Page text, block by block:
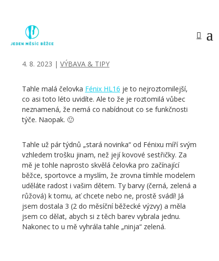
ČELOVKA FÉNIX HL16
4. 8. 2023 | VÝBAVA & TIPY
Tahle malá čelovka Fénix HL16 je to nejroztomilejší,
co asi toto léto uvidíte. Ale to že je roztomilá vůbec
neznamená, že nemá co nabídnout co se funkčnosti
týče. Naopak. 🙂
Tahle už pár týdnů „stará novinka“ od Fénixu míří svým
vzhledem trošku jinam, než její kovové sestřičky. Za
mě je tohle naprosto skvělá čelovka pro začínající
běžce, sportovce a myslím, že zrovna tímhle modelem
uděláte radost i vašim dětem. Ty barvy (černá, zelená a
růžová) k tomu, ať chcete nebo ne, prostě svádí! Já
jsem dostala 3 (2 do měsíční běžecké výzvy) a měla
jsem co dělat, abych si z těch barev vybrala jednu.
Nakonec to u mě vyhrála tahle „ninja“ zelená.